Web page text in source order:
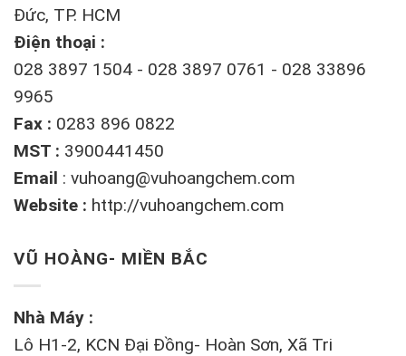
Đức, TP. HCM
Điện thoại :
028 3897 1504 - 028 3897 0761 - 028 33896
9965
Fax : 0283 896 0822
MST : 3900441450
Email : vuhoang@vuhoangchem.com
Website : http://vuhoangchem.com
VŨ HOÀNG- MIỀN BẮC
Nhà Máy :
Lô H1-2, KCN Đại Đồng- Hoàn Sơn, Xã Tri